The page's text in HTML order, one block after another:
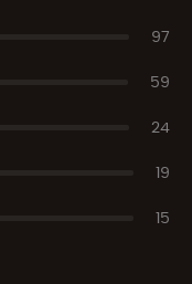
97
59
24
19
15